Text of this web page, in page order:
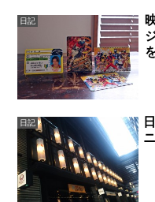
日記
日記